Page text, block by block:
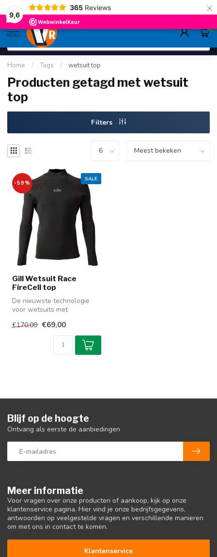
9,6
365 Reviews ×
gratis verzending>80,-
MENU
0
Home / Tags / wetsuit top
Producten getagd met wetsuit
top
Filters
SALE
-59%
Gill Wetsuit Race
FireCell top
De nieuwste technologie
voor wetsuits met
warmte aan de a...
€170,00 €69,00
Meer informatie
Voor vragen over onze producten of aankoop, kijk op onze
klantenservice pagina. Hier vind je onze bedrijfsgegevens,
antwoorden op veelgestelde vragen en verschillende manieren
om met ons in contact te komen.
Klantenservice
Blijf op de hoogte
Ontvang als eerste de aanbiedingen